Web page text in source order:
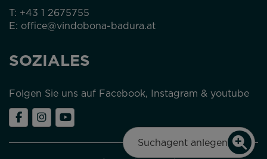
T: +43 1 2675755
E: office@vindobona-badura.at
SOZIALES
Folgen Sie uns auf Facebook, Instagram & youtube
Suchagent anlegen